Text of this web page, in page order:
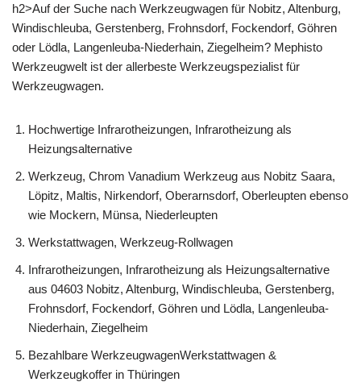
h2>Auf der Suche nach Werkzeugwagen für Nobitz, Altenburg,
Windischleuba, Gerstenberg, Frohnsdorf, Fockendorf, Göhren
oder Lödla, Langenleuba-Niederhain, Ziegelheim? Mephisto
Werkzeugwelt ist der allerbeste Werkzeugspezialist für
Werkzeugwagen.
Hochwertige Infrarotheizungen, Infrarotheizung als
Heizungsalternative
Werkzeug, Chrom Vanadium Werkzeug aus Nobitz Saara,
Löpitz, Maltis, Nirkendorf, Oberarnsdorf, Oberleupten ebenso
wie Mockern, Münsa, Niederleupten
Werkstattwagen, Werkzeug-Rollwagen
Infrarotheizungen, Infrarotheizung als Heizungsalternative
aus 04603 Nobitz, Altenburg, Windischleuba, Gerstenberg,
Frohnsdorf, Fockendorf, Göhren und Lödla, Langenleuba-
Niederhain, Ziegelheim
Bezahlbare WerkzeugwagenWerkstattwagen &
Werkzeugkoffer in Thüringen